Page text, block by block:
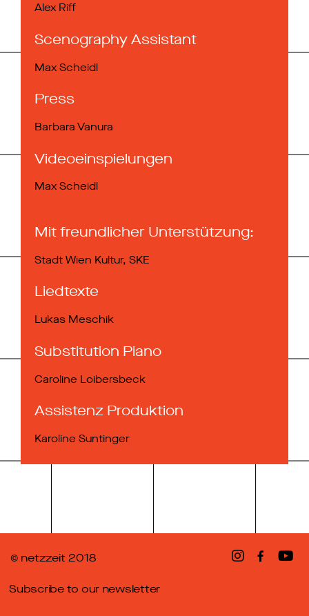
Alex Riff
Sceno­graphy Assistant
Max Scheidl
Press
Barbara Vanura
Video­einspielungen
Max Scheidl
Mit freundlicher Unterstützung:
Stadt Wien Kultur, SKE
Liedtexte
Lukas Meschik
Substitution Piano
Caroline Loibersbeck
Assistenz Produktion
Karoline Suntinger
© netzzeit 2018
Subscribe to our newsletter